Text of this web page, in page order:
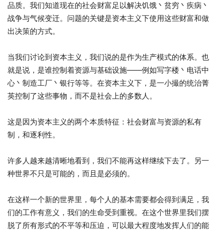
品质。我们知道现在的社会财富足以解决饥饿丶贫穷丶疾病丶
战争与气候变迁。问题的关键是资本主义下使用这些财富和做
出决策的方式。
当我们讨论到资本主义，我们说的是作为生产模式的体系。也
就是说，是谁控制着资源与基础设施——例如写字楼丶电话中
心丶制造工厂丶银行等等。在资本主义下，是一小撮的统治菁
英控制了这些事物，而不是社会上的多数人。
这是因为资本主义的两个本质特征：社会财富与资源的私有
制，和逐利性。
许多人越来越清晰地看到，我们不能再这样继续下去了。另一
种世界不只是可能的，而且是必须的。
在这样一个新的世界里，每个人的基本需要都会得到满足，我
们的工作有意义，我们的生命受到重视。在这个世界里我们摆
脱了所有形式的不平等和压迫，可以最大程度地发挥人们的能